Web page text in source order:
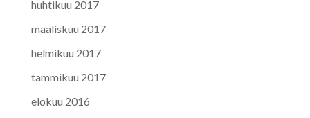
huhtikuu 2017
maaliskuu 2017
helmikuu 2017
tammikuu 2017
elokuu 2016